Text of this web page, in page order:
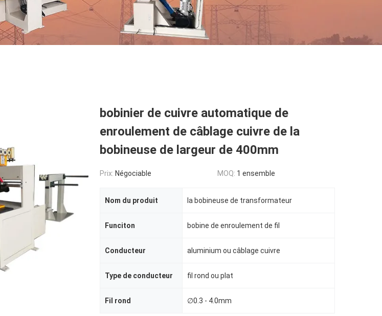
bobinier de cuivre automatique de
enroulement de câblage cuivre de la
bobineuse de largeur de 400mm
Prix: Négociable MOQ: 1 ensemble
Nom du produit la bobineuse de transformateur
Funciton bobine de enroulement de fil
Conducteur aluminium ou câblage cuivre
Type de conducteur fil rond ou plat
Fil rond ∅0.3 - 4.0mm